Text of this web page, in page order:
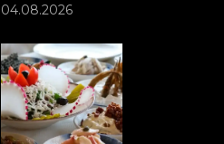
04.08.2026